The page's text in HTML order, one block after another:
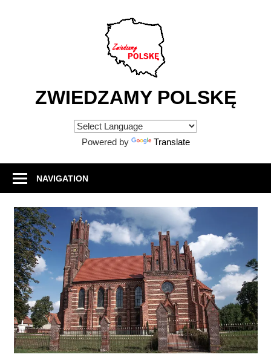
ZWIEDZAMY POLSKĘ
Powered by Translate
NAVIGATION